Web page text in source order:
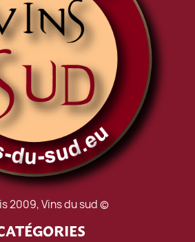
2009, Vins du sud ©